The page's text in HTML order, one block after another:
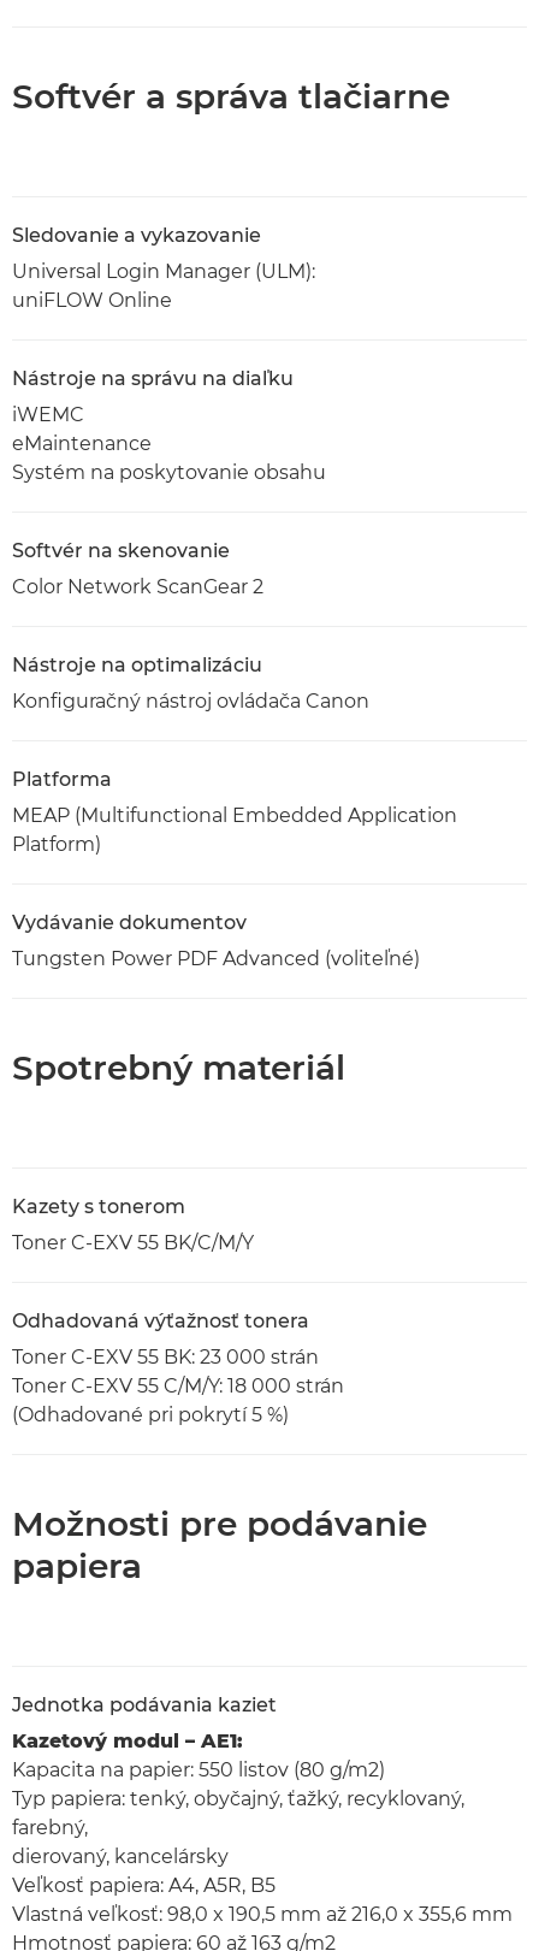
Softvér a správa tlačiarne
Sledovanie a vykazovanie
Universal Login Manager (ULM):
uniFLOW Online
Nástroje na správu na diaľku
iWEMC
eMaintenance
Systém na poskytovanie obsahu
Softvér na skenovanie
Color Network ScanGear 2
Nástroje na optimalizáciu
Konfiguračný nástroj ovládača Canon
Platforma
MEAP (Multifunctional Embedded Application
Platform)
Vydávanie dokumentov
Tungsten Power PDF Advanced (voliteľné)
Spotrebný materiál
Kazety s tonerom
Toner C-EXV 55 BK/C/M/Y
Odhadovaná výťažnosť tonera
Toner C-EXV 55 BK: 23 000 strán
Toner C-EXV 55 C/M/Y: 18 000 strán
(Odhadované pri pokrytí 5 %)
Možnosti pre podávanie
papiera
Jednotka podávania kaziet
Kazetový modul – AE1:
Kapacita na papier: 550 listov (80 g/m2)
Typ papiera: tenký, obyčajný, ťažký, recyklovaný,
farebný,
dierovaný, kancelársky
Veľkosť papiera: A4, A5R, B5
Vlastná veľkosť: 98,0 x 190,5 mm až 216,0 x 355,6 mm
Hmotnosť papiera: 60 až 163 g/m2